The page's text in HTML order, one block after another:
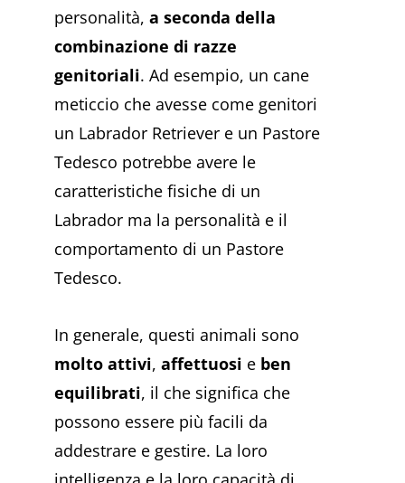
personalità, a seconda della
combinazione di razze
genitoriali. Ad esempio, un cane
meticcio che avesse come genitori
un Labrador Retriever e un Pastore
Tedesco potrebbe avere le
caratteristiche fisiche di un
Labrador ma la personalità e il
comportamento di un Pastore
Tedesco.
In generale, questi animali sono
molto attivi, affettuosi e ben
equilibrati, il che significa che
possono essere più facili da
addestrare e gestire. La loro